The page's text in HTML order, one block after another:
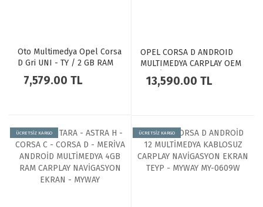
Oto Multimedya Opel Corsa
D Gri UNI - TY / 2 GB RAM
32 GB HDD / 7 Inch Ekr.
Carplay And. 13 Double
7,579.00 TL
OPEL CORSA D ANDROID
MULTIMEDYA CARPLAY OEM
MULTİMEDYA EKRAN 8+128
13,590.00 TL
ÜCRETSİZ KARGO ÜCRETSİZ KARGO